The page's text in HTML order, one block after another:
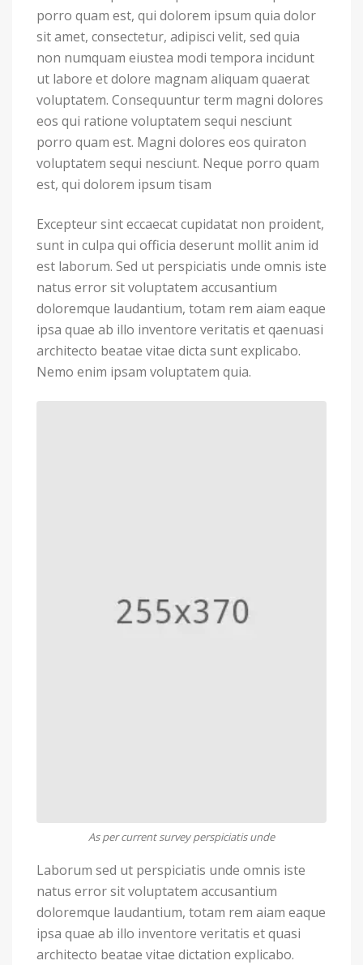
porro quam est, qui dolorem ipsum quia dolor
sit amet, consectetur, adipisci velit, sed quia
non numquam eiustea modi tempora incidunt
ut labore et dolore magnam aliquam quaerat
voluptatem. Consequuntur term magni dolores
eos qui ratione voluptatem sequi nesciunt
porro quam est. Magni dolores eos quiraton
voluptatem sequi nesciunt. Neque porro quam
est, qui dolorem ipsum tisam
Excepteur sint eccaecat cupidatat non proident,
sunt in culpa qui officia deserunt mollit anim id
est laborum. Sed ut perspiciatis unde omnis iste
natus error sit voluptatem accusantium
doloremque laudantium, totam rem aiam eaque
ipsa quae ab illo inventore veritatis et qaenuasi
architecto beatae vitae dicta sunt explicabo.
Nemo enim ipsam voluptatem quia.
As per current survey perspiciatis unde
Laborum sed ut perspiciatis unde omnis iste
natus error sit voluptatem accusantium
doloremque laudantium, totam rem aiam eaque
ipsa quae ab illo inventore veritatis et quasi
architecto beatae vitae dictation explicabo.